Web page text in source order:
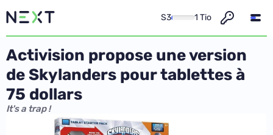
S3 1 Tio
Activision propose une version
de Skylanders pour tablettes à
75 dollars
It's a trap !